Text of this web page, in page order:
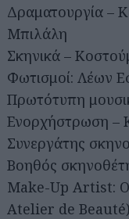
Δραματουργία –
Μπιλάλη
Σκηνικά –
Φωτισμοί: Λέων
Πρωτότυπη
Ενορχήστρωση –
Συνεργάτης
Βοηθός
Make-Up Artist:
Atelier de Beauté)
Αναζήτηση
για...